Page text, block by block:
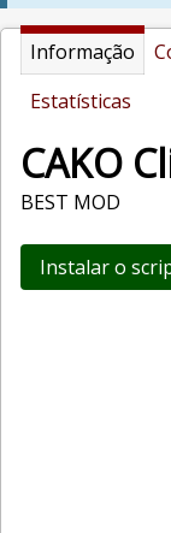
Informação
Estatísticas
CAKO
BEST MOD
Instalar o